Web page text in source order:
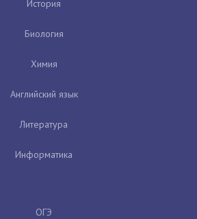
История
Биология
Химия
Английский язык
Литература
Информатика
ОГЭ